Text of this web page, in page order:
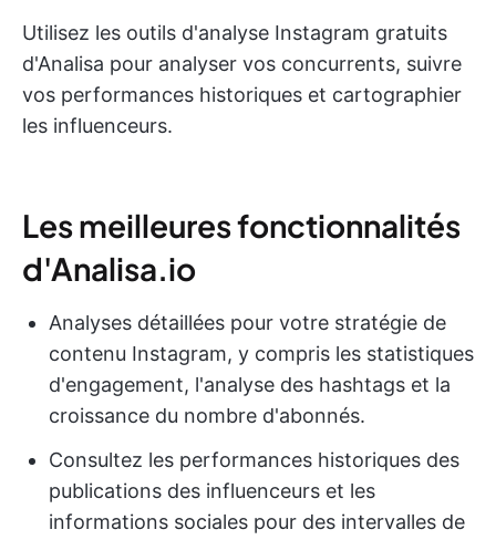
Utilisez les outils d'analyse Instagram gratuits
d'Analisa pour analyser vos concurrents, suivre
vos performances historiques et cartographier
les influenceurs.
Les meilleures fonctionnalités
d'Analisa.io
Analyses détaillées pour votre stratégie de
contenu Instagram, y compris les statistiques
d'engagement, l'analyse des hashtags et la
croissance du nombre d'abonnés.
Consultez les performances historiques des
publications des influenceurs et les
informations sociales pour des intervalles de